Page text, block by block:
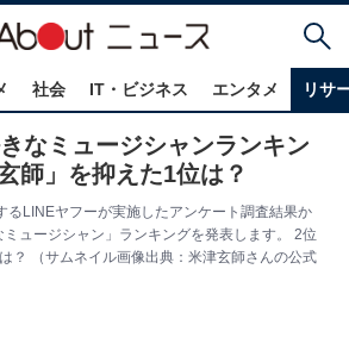
社会 IT・ビジネス エンタメ リサ
なミュージシャンランキン
師」を抑えた1位は？
るLINEヤフーが実施したアンケート調査結果か
ュージシャン」ランキングを発表します。 2位
？ （サムネイル画像出典：米津玄師さんの公式